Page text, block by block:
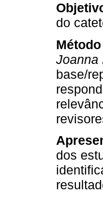
do
Joanna
base/
dos